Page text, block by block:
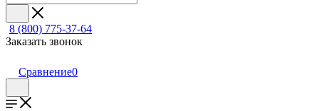
8 (800) 775-37-64
Заказать звонок
Сравнение0